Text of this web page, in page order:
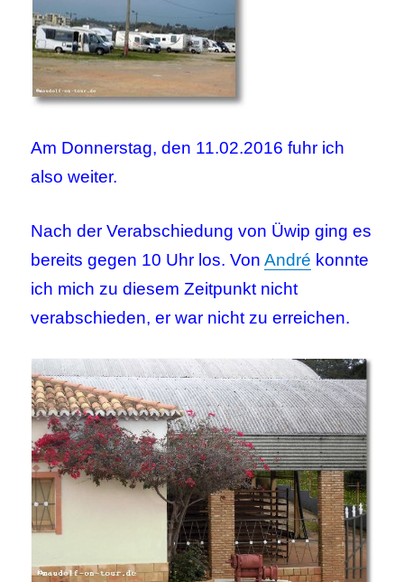
Am Donnerstag, den 11.02.2016 fuhr ich
also weiter.
Nach der Verabschiedung von Üwip ging es
bereits gegen 10 Uhr los. VonAndré konnte
ich mich zu diesem Zeitpunkt nicht
verabschieden, er war nicht zu erreichen.